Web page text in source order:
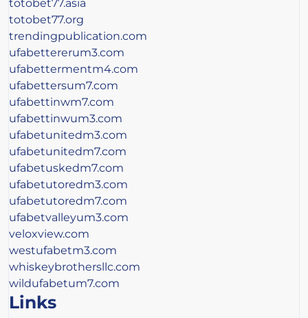
totobet77.asia
totobet77.org
trendingpublication.com
ufabettererum3.com
ufabettermentm4.com
ufabettersum7.com
ufabettinwm7.com
ufabettinwum3.com
ufabetunitedm3.com
ufabetunitedm7.com
ufabetuskedm7.com
ufabetutoredm3.com
ufabetutoredm7.com
ufabetvalleyum3.com
veloxview.com
westufabetm3.com
whiskeybrothersllc.com
wildufabetum7.com
Links